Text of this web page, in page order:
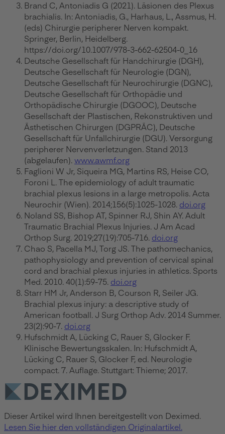
Brand C, Antoniadis G (2021). Läsionen des Plexus
brachialis. In: Antoniadis, G., Harhaus, L., Assmus, H.
(eds) Chirurgie peripherer Nerven kompakt.
Springer, Berlin, Heidelberg.
https://doi.org/10.1007/978-3-662-62504-0_16
Deutsche Gesellschaft für Handchirurgie (DGH),
Deutsche Gesellschaft für Neurologie (DGN),
Deutsche Gesellschaft für Neurochirurgie (DGNC),
Deutsche Gesellschaft für Orthopädie und
Orthopädische Chirurgie (DGOOC), Deutsche
Gesellschaft der Plastischen, Rekonstruktiven und
Ästhetischen Chirurgen (DGPRÄC), Deutsche
Gesellschaft für Unfallchirurgie (DGU). Versorgung
peripherer Nervenverletzungen. Stand 2013
(abgelaufen). www.awmf.org
Faglioni W Jr, Siqueira MG, Martins RS, Heise CO,
Foroni L. The epidemiology of adult traumatic
brachial plexus lesions in a large metropolis. Acta
Neurochir (Wien). 2014;156(5):1025-1028. doi.org
Noland SS, Bishop AT, Spinner RJ, Shin AY. Adult
Traumatic Brachial Plexus Injuries. J Am Acad
Orthop Surg. 2019;27(19):705-716. doi.org
Chao S, Pacella MJ, Torg JS. The pathomechanics,
pathophysiology and prevention of cervical spinal
cord and brachial plexus injuries in athletics. Sports
Med. 2010. 40(1):59-75. doi.org
Starr HM Jr, Anderson B, Courson R, Seiler JG.
Brachial plexus injury: a descriptive study of
American football. J Surg Orthop Adv. 2014 Summer.
23(2):90-7. doi.org
Hufschmidt A, Lücking C, Rauer S, Glocker F.
Klinische Bewertungsskalen. In: Hufschmidt A,
Lücking C, Rauer S, Glocker F, ed. Neurologie
compact. 7. Auflage. Stuttgart: Thieme; 2017.
Dieser Artikel wird Ihnen bereitgestellt von Deximed.
Lesen Sie hier den vollständigen Originalartikel.